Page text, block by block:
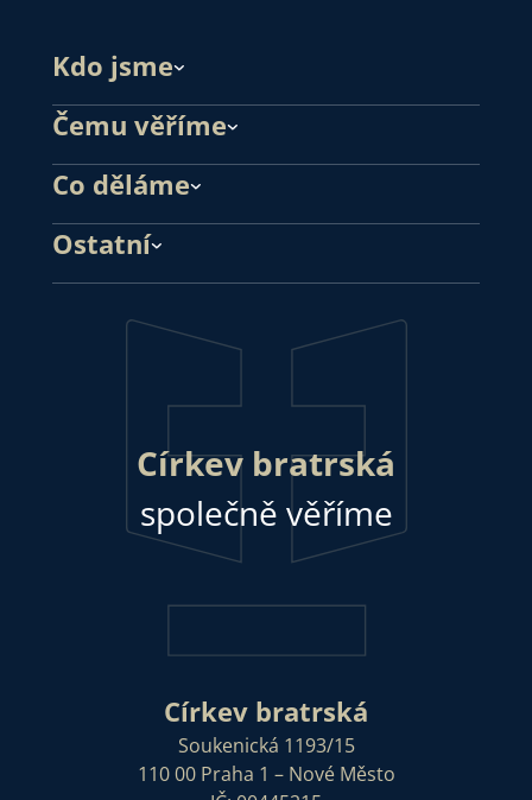
Kdo jsme
Čemu věříme
Co děláme
Ostatní
Církev bratrská
společně věříme
Církev bratrská
Soukenická 1193/15
110 00 Praha 1 – Nové Město